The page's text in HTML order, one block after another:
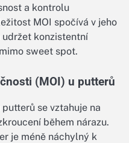
a kontrolu
MOI spočívá v jeho
konzistentní
sweet spot.
(MOI) u putterů
se vztahuje na
během nárazu.
je méně náchylný k